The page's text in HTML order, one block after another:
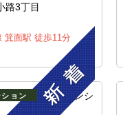
路3丁目
箕面駅 徒歩11分
ョン